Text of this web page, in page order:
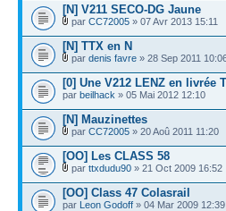
[N] V211 SECO-DG Jaune
par CC72005 » 07 Avr 2013 15:11
[N] TTX en N
par denis favre » 28 Sep 2011
[0] Une V212 LENZ en livrée
par beilhack » 05 Mai 2012 12:10
[N] Mauzinettes
par CC72005 » 20 Aoû 2011 11:20
[OO] Les CLASS 58
par ttxdudu90 » 21 Oct 2009 16:52
[OO] Class 47 Colasrail
par Leon Godoff » 04 Mar 2009 12:39